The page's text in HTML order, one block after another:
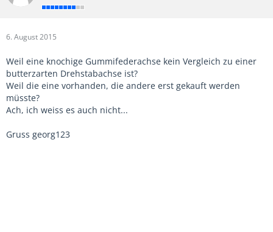
6. August 2015
Weil eine knochige Gummifederachse kein Vergleich zu einer
butterzarten Drehstabachse ist?
Weil die eine vorhanden, die andere erst gekauft werden
müsste?
Ach, ich weiss es auch nicht...
Gruss georg123